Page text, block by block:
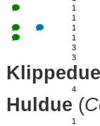
1
1
1
1
3
3
4
Huldue (
1